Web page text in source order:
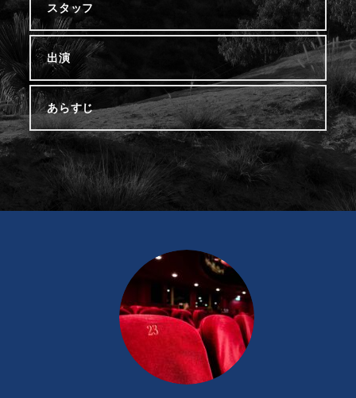
スタッフ
出演
あらすじ